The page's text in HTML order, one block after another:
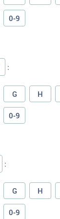
0-9
:
G H
0-9
:
G H
0-9